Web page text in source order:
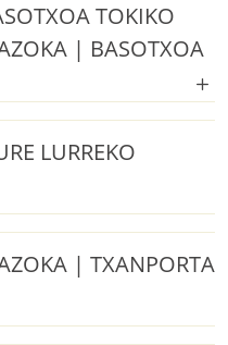
TOKIKO
| BASOTXOA
LURREKO
| TXANPORTA